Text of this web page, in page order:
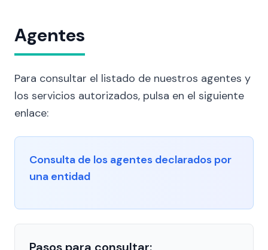
Agentes
Para consultar el listado de nuestros agentes y
los servicios autorizados, pulsa en el siguiente
enlace:
Consulta de los agentes declarados por
una entidad